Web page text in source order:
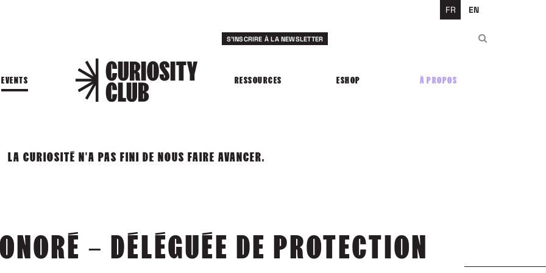
FR EN
EVENTS RESSOURCES ESHOP À PROPOS
S'INSCRIRE À LA NEWSLETTER
LA CURIOSITÉ N'A PAS FINI DE NOUS FAIRE AVANCER.
– DÉLÉGUÉE DE PROTECTION